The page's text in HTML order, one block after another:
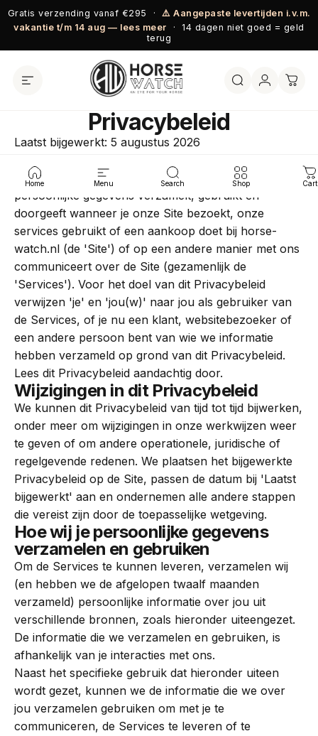
Ga naar inhoud
Gratis verzending vanaf €295 · ⚠️ Aangepaste levertijden i.v.m.
vakantie t/m 14 aug — lees meer · 14 dagen niet goed = geld
terug
Home Menu Search Shop Cart
Privacybeleid
Laatst bijgewerkt: 5 augustus 2026
Watch (de 'Site', 'wij', 'ons' of 'onze') jouw
persoonlijke gegevens verzamelt, gebruikt en
doorgeeft wanneer je onze Site bezoekt, onze
services gebruikt of een aankoop doet bij horse-
watch.nl (de 'Site') of op een andere manier met ons
communiceert over de Site (gezamenlijk de
'Services'). Voor het doel van dit Privacybeleid
verwijzen 'je' en 'jou(w)' naar jou als gebruiker van
de Services, of je nu een klant, websitebezoeker of
een andere persoon bent van wie we informatie
hebben verzameld op grond van dit Privacybeleid.
Lees dit Privacybeleid aandachtig door.
Wijzigingen in dit Privacybeleid
We kunnen dit Privacybeleid van tijd tot tijd bijwerken,
onder meer om wijzigingen in onze werkwijzen weer
te geven of om andere operationele, juridische of
regelgevende redenen. We plaatsen het bijgewerkte
Privacybeleid op de Site, passen de datum bij 'Laatst
bijgewerkt' aan en ondernemen alle andere stappen
die vereist zijn door de toepasselijke wetgeving.
Hoe wij je persoonlijke gegevens
verzamelen en gebruiken
Om de Services te kunnen leveren, verzamelen wij
(en hebben we de afgelopen twaalf maanden
verzameld) persoonlijke informatie over jou uit
verschillende bronnen, zoals hieronder uiteengezet.
De informatie die we verzamelen en gebruiken, is
afhankelijk van je interacties met ons.
Naast het specifieke gebruik dat hieronder uiteen
wordt gezet, kunnen we de informatie die we over
jou verzamelen gebruiken om met je te
communiceren, de Services te leveren of te